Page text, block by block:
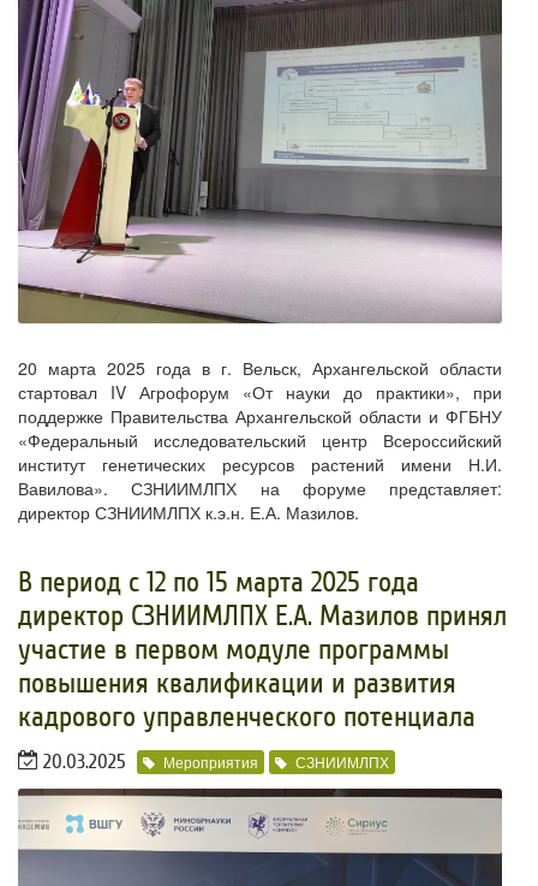
20 марта 2025 года в г. Вельск, Архангельской области
стартовал IV Агрофорум «От науки до практики», при
поддержке Правительства Архангельской области и ФГБНУ
«Федеральный исследовательский центр Всероссийский
институт генетических ресурсов растений имени Н.И.
Вавилова». СЗНИИМЛПХ на форуме представляет:
директор СЗНИИМЛПХ к.э.н. Е.А. Мазилов.
​В период с 12 по 15 марта 2025 года
директор СЗНИИМЛПХ Е.А. Мазилов принял
участие в первом модуле программы
повышения квалификации и развития
кадрового управленческого потенциала
20.03.2025 Мероприятия СЗНИИМЛПХ